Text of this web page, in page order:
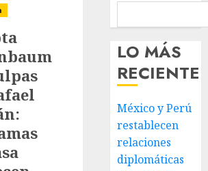
LO MÁS
RECIENTE
México y Perú
restablecen
relaciones
diplomáticas